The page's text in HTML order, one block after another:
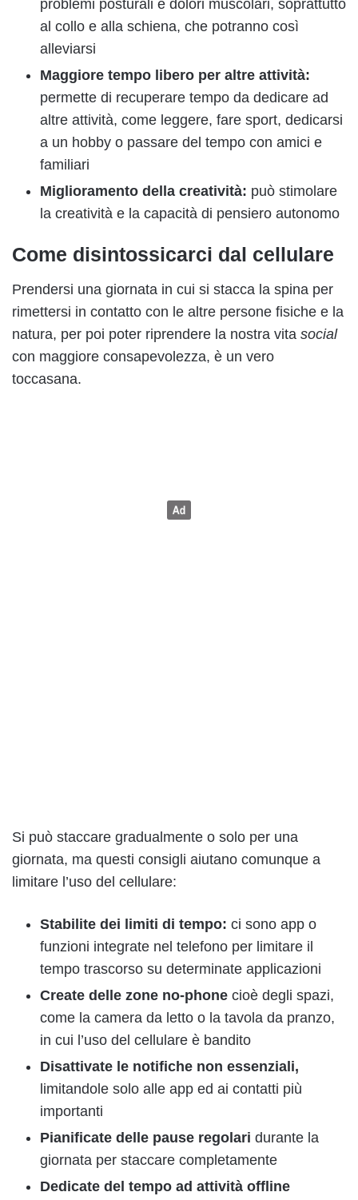
problemi posturali e dolori muscolari, soprattutto
al collo e alla schiena, che potranno così
alleviarsi
Maggiore tempo libero per altre attività:
permette di recuperare tempo da dedicare ad
altre attività, come leggere, fare sport, dedicarsi
a un hobby o passare del tempo con amici e
familiari
Miglioramento della creatività: può stimolare
la creatività e la capacità di pensiero autonomo
Come disintossicarci dal cellulare
Prendersi una giornata in cui si stacca la spina per
rimettersi in contatto con le altre persone fisiche e la
natura, per poi poter riprendere la nostra vita social
con maggiore consapevolezza, è un vero
toccasana.
Si può staccare gradualmente o solo per una
giornata, ma questi consigli aiutano comunque a
limitare l’uso del cellulare:
Stabilite dei limiti di tempo: ci sono app o
funzioni integrate nel telefono per limitare il
tempo trascorso su determinate applicazioni
Create delle zone no-phone cioè degli spazi,
come la camera da letto o la tavola da pranzo,
in cui l’uso del cellulare è bandito
Disattivate le notifiche non essenziali,
limitandole solo alle app ed ai contatti più
importanti
Pianificate delle pause regolari durante la
giornata per staccare completamente
Dedicate del tempo ad attività offline